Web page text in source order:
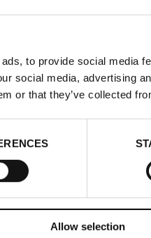
to provide social media
social media, advertising
or that they’ve collected
Allow selection
SOURCA
2021-01-15
Nu presenterar Stockholm
showroom på
Accessories erbjuder både
De segment som erbjuds är:
Biodegradable